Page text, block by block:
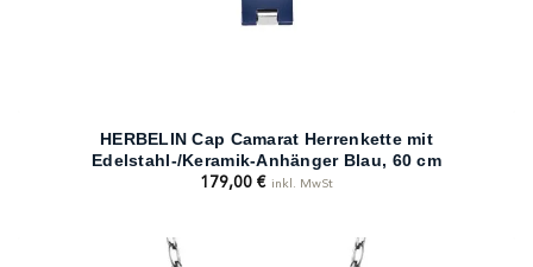
HERBELIN Cap Camarat Herrenkette mit
Edelstahl-/Keramik-Anhänger Blau, 60 cm
179,00 € inkl. MwSt